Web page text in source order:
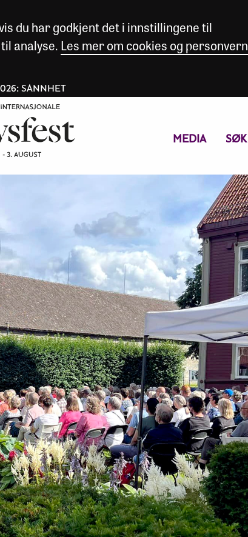
du har godkjent det i innstillingene til
analyse. Les mer om cookies og personvern
SANNHET
MEDIA SØK